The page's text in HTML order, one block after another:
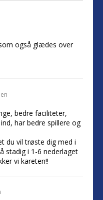
også glædes over
bedre faciliteter,
har bedre spillere og
du vil trøste dig med i
stadig i 1-6 nederlaget
vi kareten!!